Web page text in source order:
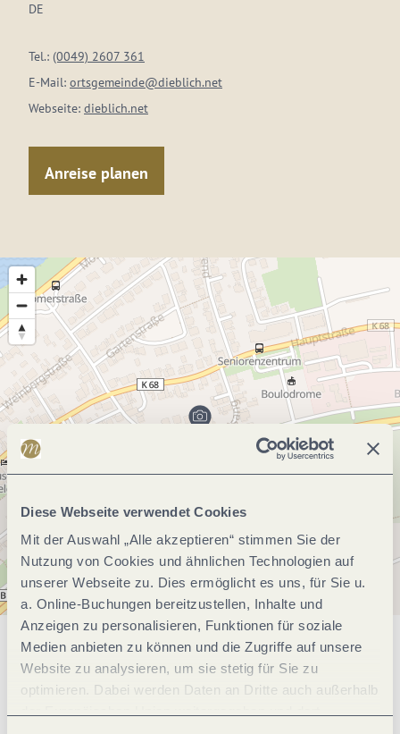
Diese Webseite verwendet Cookies
Mit der Auswahl „Alle akzeptieren“ stimmen Sie der
Nutzung von Cookies und ähnlichen Technologien auf
unserer Webseite zu. Dies ermöglicht es uns, für Sie u.
a. Online-Buchungen bereitzustellen, Inhalte und
Anzeigen zu personalisieren, Funktionen für soziale
Medien anbieten zu können und die Zugriffe auf unsere
Website zu analysieren, um sie stetig für Sie zu
optimieren. Dabei werden Daten an Dritte auch außerhalb
DE
Tel.: (0049) 2607 361
E-Mail: ortsgemeinde@dieblich.net
Webseite: dieblich.net
Anreise planen
Allgemeine Informationen